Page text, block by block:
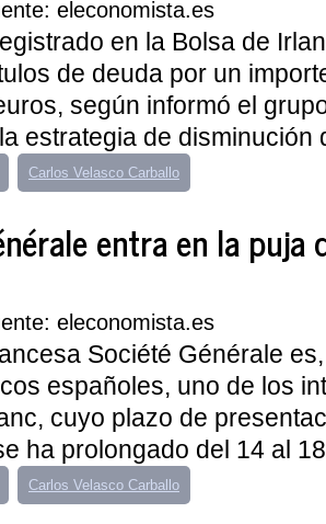
eleconomista.es
en la Bolsa de
de deuda por un
según informó el
estrategia de disminución
Carlos Velasco Carballo
entra en la puja
eleconomista.es
Société Générale
españoles, uno de los
cuyo plazo de
ha prolongado del 14 al
Carlos Velasco Carballo